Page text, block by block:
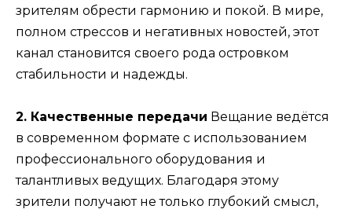
зрителям обрести гармонию и покой. В мире,
полном стрессов и негативных новостей, этот
канал становится своего рода островком
стабильности и надежды.
2. Качественные передачи Вещание ведётся
в современном формате с использованием
профессионального оборудования и
талантливых ведущих. Благодаря этому
зрители получают не только глубокий смысл,